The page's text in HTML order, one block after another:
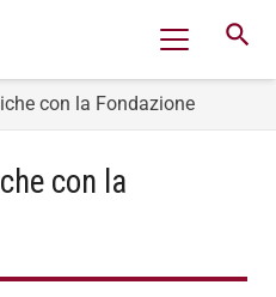
search
con la Fondazione
con la